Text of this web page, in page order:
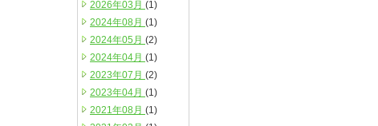
2026年03月 (1)
2024年08月 (1)
2024年05月 (2)
2024年04月 (1)
2023年07月 (2)
2023年04月 (1)
2021年08月 (1)